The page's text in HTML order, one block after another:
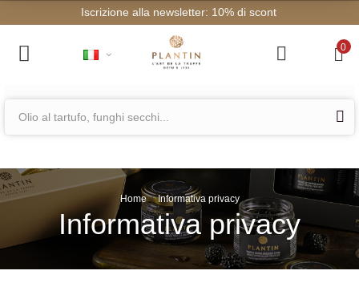
Iscrizione alla newslet
0
Home Informativa privacy
Informativa privacy